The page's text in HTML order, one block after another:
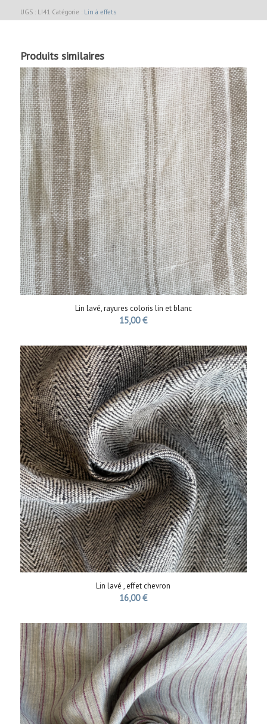
UGS : LI41 Catégorie : Lin à effets
Produits similaires
Lin lavé, rayures coloris lin et blanc
15,00€
Lin lavé , effet chevron
16,00€